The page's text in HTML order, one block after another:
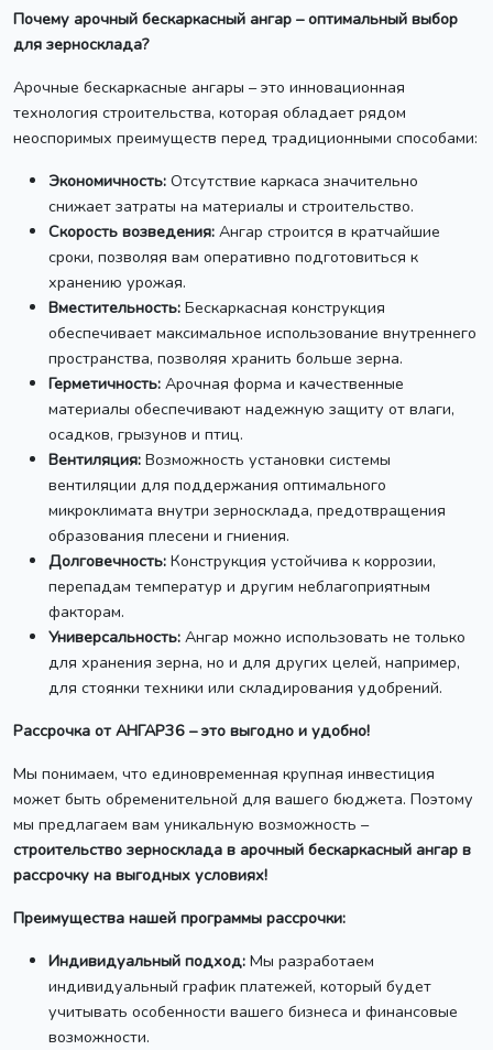
Почему арочный бескаркасный ангар – оптимальный выбор
для зерносклада?
Арочные бескаркасные ангары – это инновационная
технология строительства, которая обладает рядом
неоспоримых преимуществ перед традиционными способами:
Экономичность: Отсутствие каркаса значительно
снижает затраты на материалы и строительство.
Скорость возведения: Ангар строится в кратчайшие
сроки, позволяя вам оперативно подготовиться к
хранению урожая.
Вместительность: Бескаркасная конструкция
обеспечивает максимальное использование внутреннего
пространства, позволяя хранить больше зерна.
Герметичность: Арочная форма и качественные
материалы обеспечивают надежную защиту от влаги,
осадков, грызунов и птиц.
Вентиляция: Возможность установки системы
вентиляции для поддержания оптимального
микроклимата внутри зерносклада, предотвращения
образования плесени и гниения.
Долговечность: Конструкция устойчива к коррозии,
перепадам температур и другим неблагоприятным
факторам.
Универсальность: Ангар можно использовать не только
для хранения зерна, но и для других целей, например,
для стоянки техники или складирования удобрений.
Рассрочка от АНГАР36 – это выгодно и удобно!
Мы понимаем, что единовременная крупная инвестиция
может быть обременительной для вашего бюджета. Поэтому
мы предлагаем вам уникальную возможность –
строительство зерносклада в арочный бескаркасный ангар в
рассрочку на выгодных условиях!
Преимущества нашей программы рассрочки:
Индивидуальный подход: Мы разработаем
индивидуальный график платежей, который будет
учитывать особенности вашего бизнеса и финансовые
возможности.